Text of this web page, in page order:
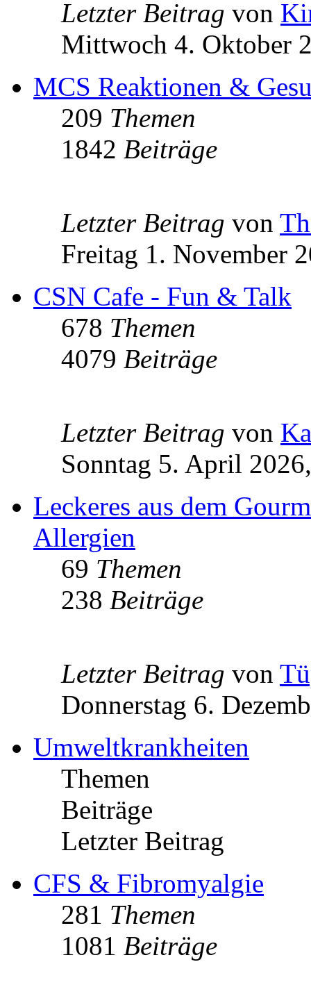
Letzter Beitrag von
Mittwoch 4. Oktober
MCS Reaktionen &
209 Themen
1842 Beiträge
Letzter Beitrag von
Freitag 1. November
CSN Cafe - Fun & Talk
678 Themen
4079 Beiträge
Letzter Beitrag von
Sonntag 5. April
Leckeres aus dem
Allergien
69 Themen
238 Beiträge
Letzter Beitrag von
Donnerstag 6.
Umweltkrankheiten
Themen
Beiträge
Letzter Beitrag
CFS & Fibromyalgie
281 Themen
1081 Beiträge